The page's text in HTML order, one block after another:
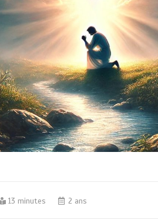
13 minutes 2 ans